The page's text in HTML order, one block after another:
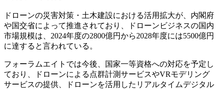
ドローンの災害対策・土木建設における活用拡大が、内閣府
や国交省によって推進されており、ドローンビジネスの国内
市場規模は、2024年度の2800億円から2028年度には5500億円
に達すると言われている。
フォーラムエイトでは今後、国家一等資格への対応を予定し
ており、ドローンによる点群計測サービスやVRモデリング
サービスの提供、ドローンを活用したリアルタイムデジタル